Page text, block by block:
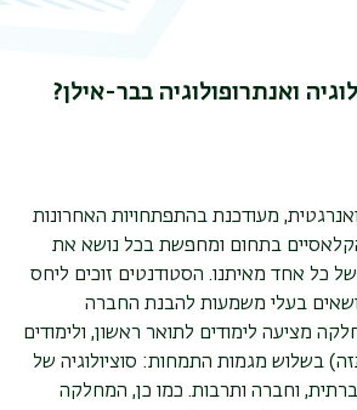
ואנתרופולוגיה בבר-אילן?
מעודכנת בהתפתחויות האחרונות
בתחום ומחפשת בכל נושא את
של כל אחד מאיתנו. הסטודנטים זוכים ליחס
בעלי משמעות להבנת החברה
מציעה לימודים לתואר ראשון, ולימודים
בשלוש מגמות התמחות: סוציולוגיה של
וחברה ותרבות. כמו כן, המחלקה